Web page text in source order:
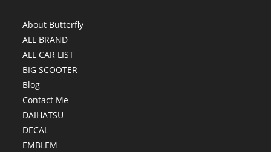
About Butterfly
ALL BRAND
ALL CAR LIST
BIG SCOOTER
Blog
Contact Me
DAIHATSU
DECAL
EMBLEM